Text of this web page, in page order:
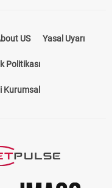
US Yasal Uyarı
Politikası
Kurumsal